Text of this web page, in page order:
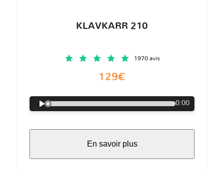
KLAVKARR 210
1970 avis
129€
0:00
En savoir plus